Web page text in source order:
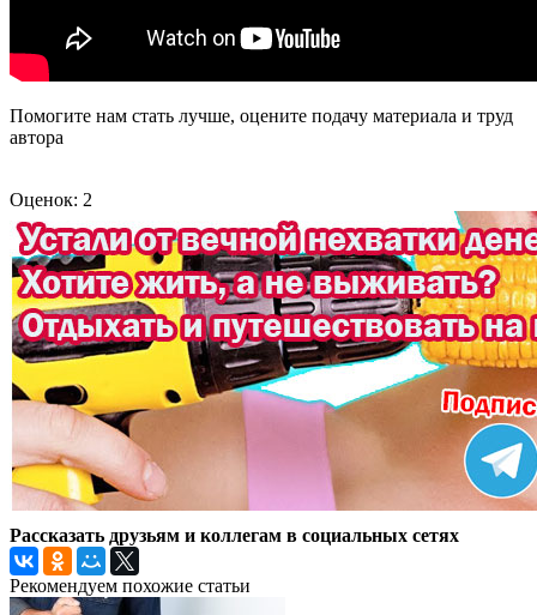
Помогите нам стать лучше, оцените подачу материала и труд
автора
Оценок: 2
Рассказать друзьям и коллегам в социальных сетях
Рекомендуем похожие статьи